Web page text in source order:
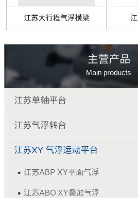
江苏大行程气浮横梁
主营产品
Main products
江苏单轴平台
江苏气浮转台
江苏XY 气浮运动平台
江苏ABP XY平面气浮
江苏ABO XY叠加气浮